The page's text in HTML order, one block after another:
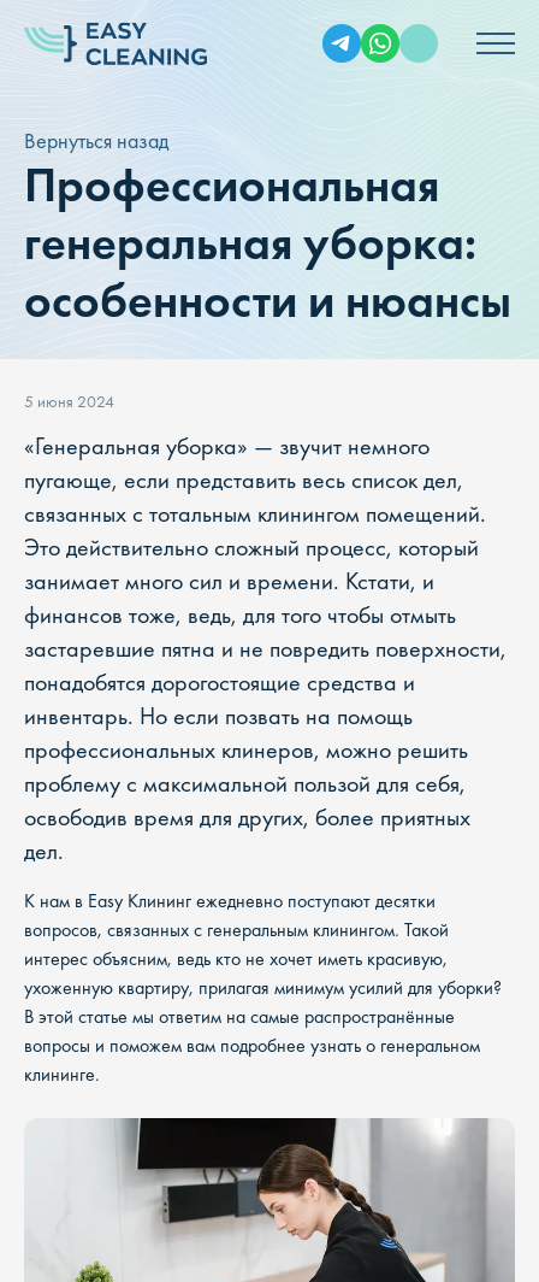
Вернуться назад
Профессиональная
генеральная уборка:
особенности и нюансы
5 июня 2024
«Генеральная уборка» — звучит немного
пугающе, если представить весь список дел,
связанных с тотальным клинингом помещений.
Это действительно сложный процесс, который
занимает много сил и времени. Кстати, и
финансов тоже, ведь, для того чтобы отмыть
застаревшие пятна и не повредить поверхности,
понадобятся дорогостоящие средства и
инвентарь. Но если позвать на помощь
профессиональных клинеров, можно решить
проблему с максимальной пользой для себя,
освободив время для других, более приятных
дел.
К нам в Easy Клининг ежедневно поступают десятки
вопросов, связанных с генеральным клинингом. Такой
интерес объясним, ведь кто не хочет иметь красивую,
ухоженную квартиру, прилагая минимум усилий для уборки?
В этой статье мы ответим на самые распространённые
вопросы и поможем вам подробнее узнать о генеральном
клининге.